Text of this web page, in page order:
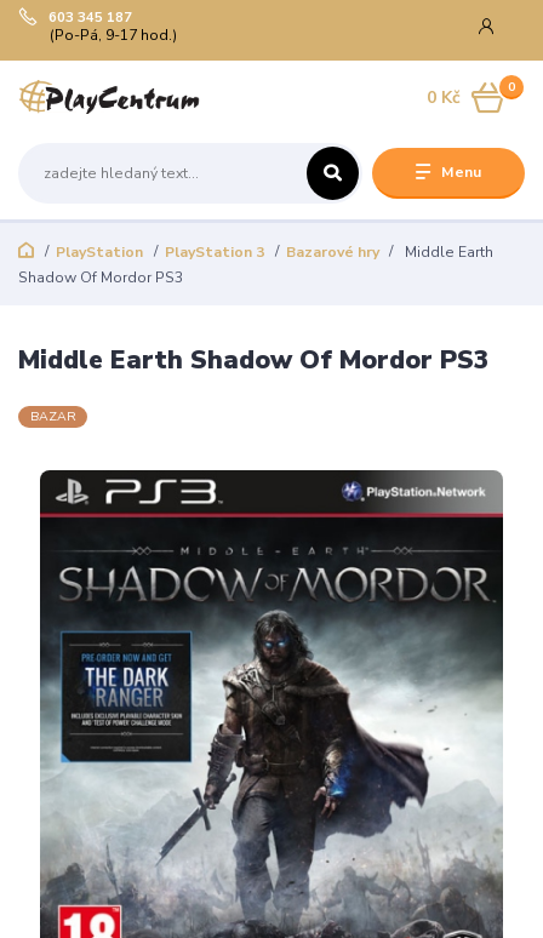
Menu
603 345 187
(Po-Pá, 9-17 hod.)
0
0 Kč
PlayStation PlayStation 3 Bazarové hry
Middle Earth
Shadow Of Mordor PS3
Middle Earth Shadow Of Mordor PS3
BAZAR